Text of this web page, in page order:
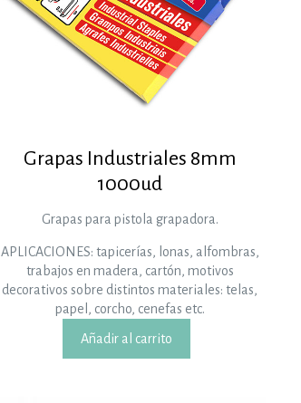
Grapas Industriales 8mm
1000ud
Grapas para pistola grapadora.
APLICACIONES: tapicerías, lonas, alfombras,
trabajos en madera, cartón, motivos
decorativos sobre distintos materiales: telas,
papel, corcho, cenefas etc.
Añadir al carrito